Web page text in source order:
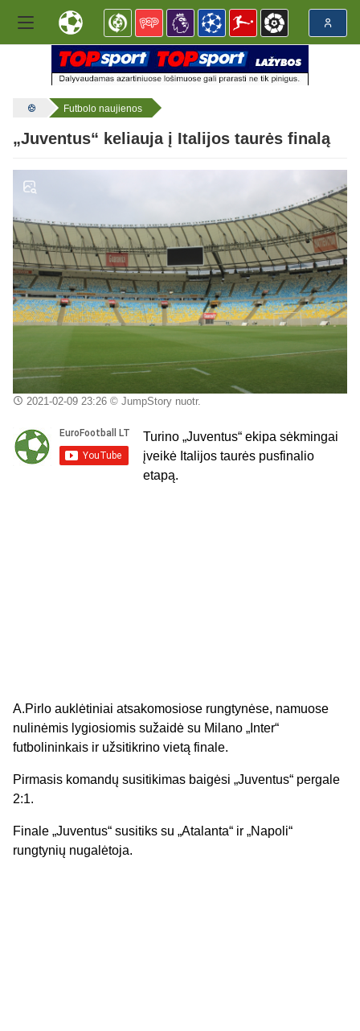
Futbolo naujienos
„Juventus“ keliauja į Italijos taurės finalą
2021-02-09 23:26© JumpStory nuotr.
Turino „Juventus“ ekipa sėkmingai
įveikė Italijos taurės pusfinalio
etapą.
A.Pirlo auklėtiniai atsakomosiose rungtynėse, namuose
nulinėmis lygiosiomis sužaidė su Milano „ Inter“
futbolininkais ir užsitikrino vietą finale.
Pirmasis komandų susitikimas baigėsi „Juventus“ pergale
2:1.
Finale „Juventus“ susitiks su „Atalanta“ ir „Napoli“
rungtynių nugalėtoja.